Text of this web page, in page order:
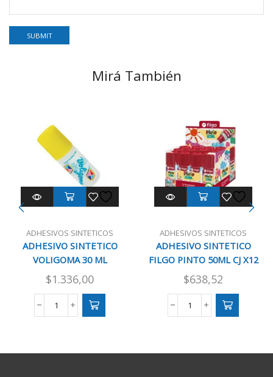
Mirá También
ADHESIVOS SINTETICOS
ADHESIVO SINTETICO
VOLIGOMA 30 ML
$1.336,00
ADHESIVO
ML
ADHESIVOS SINTETICOS
ADHESIVO SINTETICO
FILGO PINTO 50ML CJ X12
$638,52
ADHESIVO
50ML